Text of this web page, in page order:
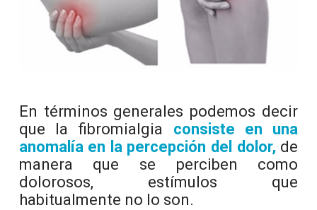
En términos generales podemos decir
que la fibromialgia consiste en una
anomalía en la percepción del dolor, de
manera que se perciben como
dolorosos, estímulos que
habitualmente no lo son.